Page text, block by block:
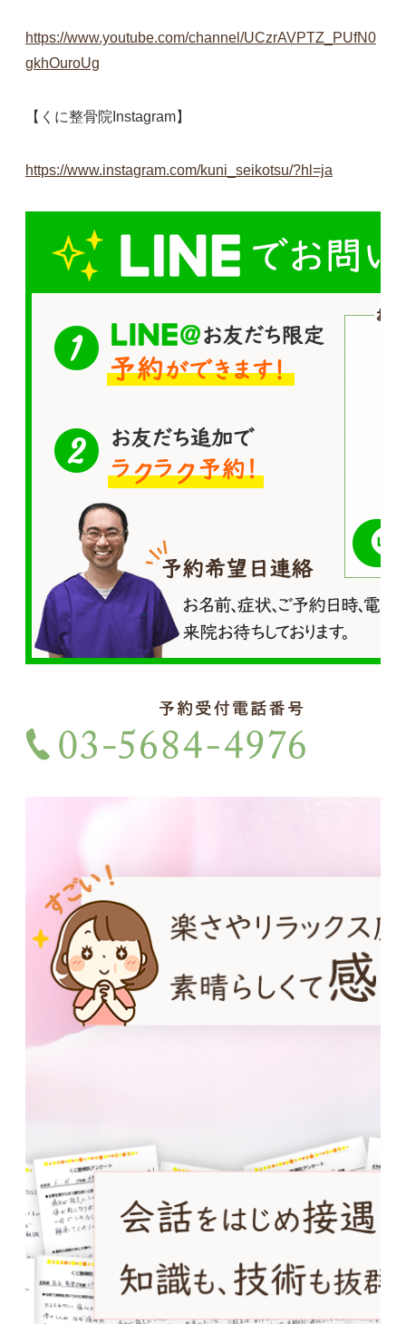
https://www.youtube.com/channel/UCzrAVPTZ_PUfN0
gkhOuroUg
【くに整骨院Instagram】
https://www.instagram.com/kuni_seikotsu/?hl=ja